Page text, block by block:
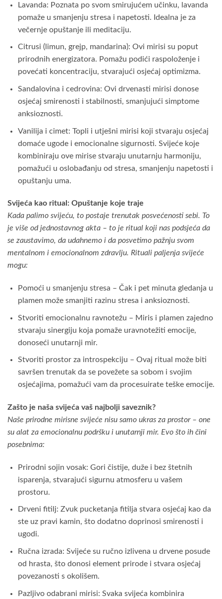
Lavanda: Poznata po svom smirujućem učinku, lavanda
pomaže u smanjenju stresa i napetosti. Idealna je za
večernje opuštanje ili meditaciju.
Citrusi (limun, grejp, mandarina): Ovi mirisi su poput
prirodnih energizatora. Pomažu podići raspoloženje i
povećati koncentraciju, stvarajući osjećaj optimizma.
Sandalovina i cedrovina: Ovi drvenasti mirisi donose
osjećaj smirenosti i stabilnosti, smanjujući simptome
anksioznosti.
Vanilija i cimet: Topli i utješni mirisi koji stvaraju osjećaj
domaće ugode i emocionalne sigurnosti. Svijeće koje
kombiniraju ove mirise stvaraju unutarnju harmoniju,
pomažući u oslobađanju od stresa, smanjenju napetosti i
opuštanju uma.
Svijeća kao ritual: Opuštanje koje traje
Kada palimo svijeću, to postaje trenutak posvećenosti sebi. To
je više od jednostavnog akta – to je ritual koji nas podsjeća da
se zaustavimo, da udahnemo i da posvetimo pažnju svom
mentalnom i emocionalnom zdravlju. Rituali paljenja svijeće
mogu:
Pomoći u smanjenju stresa – Čak i pet minuta gledanja u
plamen može smanjiti razinu stresa i anksioznosti.
Stvoriti emocionalnu ravnotežu – Miris i plamen zajedno
stvaraju sinergiju koja pomaže uravnotežiti emocije,
donoseći unutarnji mir.
Stvoriti prostor za introspekciju – Ovaj ritual može biti
savršen trenutak da se povežete sa sobom i svojim
osjećajima, pomažući vam da procesuirate teške emocije.
Zašto je naša svijeća vaš najbolji saveznik?
Naše prirodne mirisne svijeće nisu samo ukras za prostor – one
su alat za emocionalnu podršku i unutarnji mir. Evo što ih čini
posebnima:
Prirodni sojin vosak: Gori čistije, duže i bez štetnih
isparenja, stvarajući sigurnu atmosferu u vašem
prostoru.
Drveni fitilj: Zvuk pucketanja fitilja stvara osjećaj kao da
ste uz pravi kamin, što dodatno doprinosi smirenosti i
ugodi.
Ručna izrada: Svijeće su ručno izlivena u drvene posude
od hrasta, što donosi element prirode i stvara osjećaj
povezanosti s okolišem.
Pazljivo odabrani mirisi: Svaka svijeća kombinira